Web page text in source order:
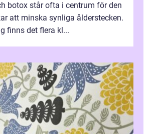
botox står ofta i centrum för den
att minska synliga ålderstecken.
finns det flera kl...